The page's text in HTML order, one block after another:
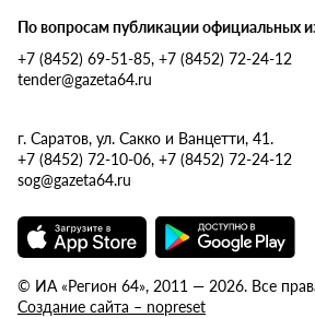
По вопросам публикации официальных
+7 (8452) 69-51-85, +7 (8452) 72-24-12
tender@gazeta64.ru
г. Саратов, ул. Сакко и Ванцетти, 41.
+7 (8452) 72-10-06, +7 (8452) 72-24-12
sog@gazeta64.ru
© ИА «Регион 64», 2011 — 2026. Все
Создание сайта – nopreset